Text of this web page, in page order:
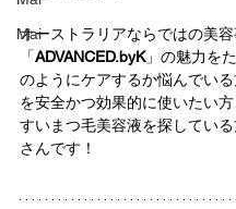
Mai
オーストラリアならではの美
「ADVANCED.byK」の魅力を
のようにケアするか悩んでい
を安全かつ効果的に使いたい
すいまつ毛美容液を探してい
さんです！